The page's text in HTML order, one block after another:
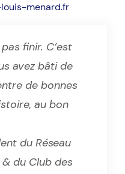
menard.fr
finir. C’est
avez bâti de
de bonnes
au bon
du Réseau
du Club des